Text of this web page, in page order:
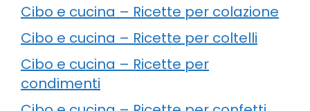
Cibo e cucina – Ricette per colazione
Cibo e cucina – Ricette per coltelli
Cibo e cucina – Ricette per
condimenti